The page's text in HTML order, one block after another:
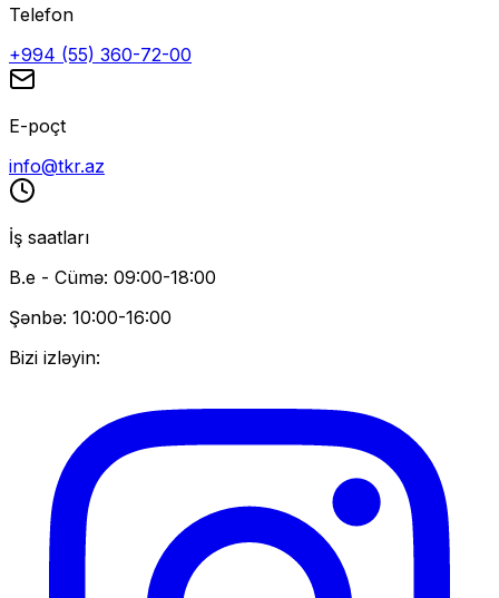
Telefon
+994 (55) 360-72-00
E-poçt
info@tkr.az
İş saatları
B.e - Cümə: 09:00-18:00
Şənbə: 10:00-16:00
Bizi izləyin: